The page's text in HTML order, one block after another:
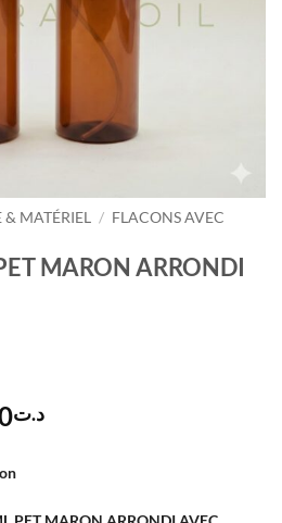
MATÉRIEL / FLACONS AVEC
MARON ARRONDI
د.تPlage